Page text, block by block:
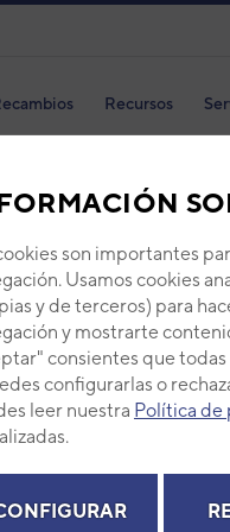
son importantes
Usamos cookies
y de terceros) para
y mostrarte
consientes que
configurarlas o
leer nuestra Política de
Recursos